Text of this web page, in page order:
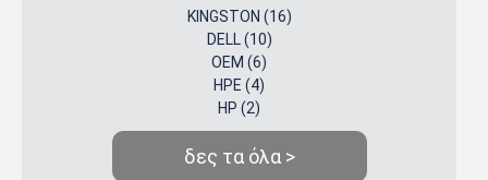
KINGSTON (16)
DELL (10)
OEM (6)
HPE (4)
HP (2)
δες τα όλα >